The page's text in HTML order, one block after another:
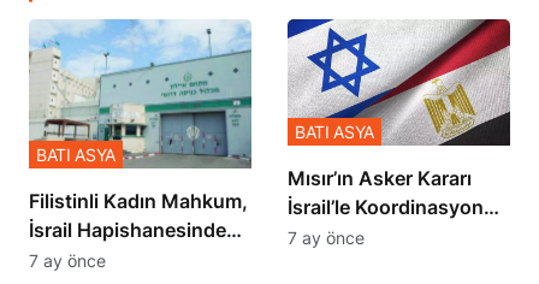
Filistinli Kadın Mahkum,
İsrail Hapishanesindeki
Zulmü Anlattı
BATI ASYA
7 ay önce
Mısır’ın Asker Kararı
İsrail’le Koordinasyon
İçinde Gerçekleşmiş
BATI ASYA
7 ay önce